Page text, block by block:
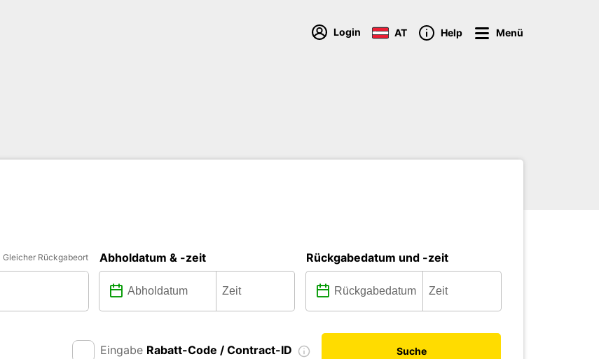
Login AT Help Menü
Gleicher Rückgabeort Abholdatum & -zeit Rückgabedatum und -zeit
Eingabe Rabatt-Code / Contract-ID Suche